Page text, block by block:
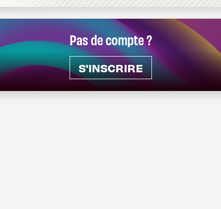
Pas de compte ?
S'INSCRIRE